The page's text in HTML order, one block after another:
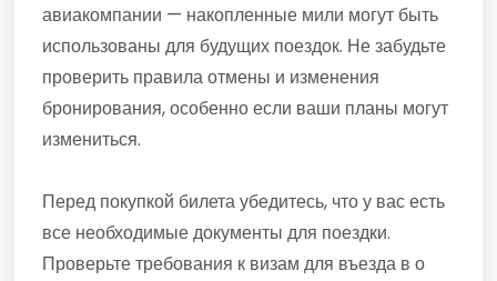
авиакомпании — накопленные мили могут быть
использованы для будущих поездок. Не забудьте
проверить правила отмены и изменения
бронирования, особенно если ваши планы могут
измениться.
Перед покупкой билета убедитесь, что у вас есть
все необходимые документы для поездки.
Проверьте требования к визам для въезда в о